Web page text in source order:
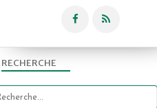
RECHERCHE